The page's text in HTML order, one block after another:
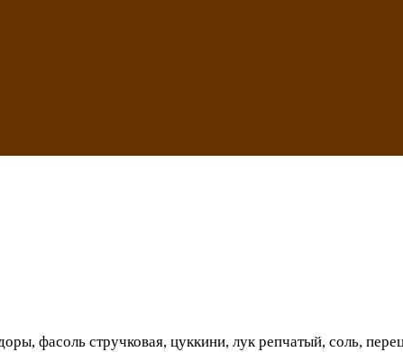
фасоль стручковая, цуккини, лук репчатый, соль,